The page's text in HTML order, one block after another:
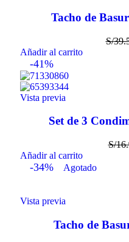
Tacho de
S/
Añadir al carrito
-41%
Vista previa
Set de 3
S/
Añadir al carrito
-34% Agotado
Vista previa
Tacho de